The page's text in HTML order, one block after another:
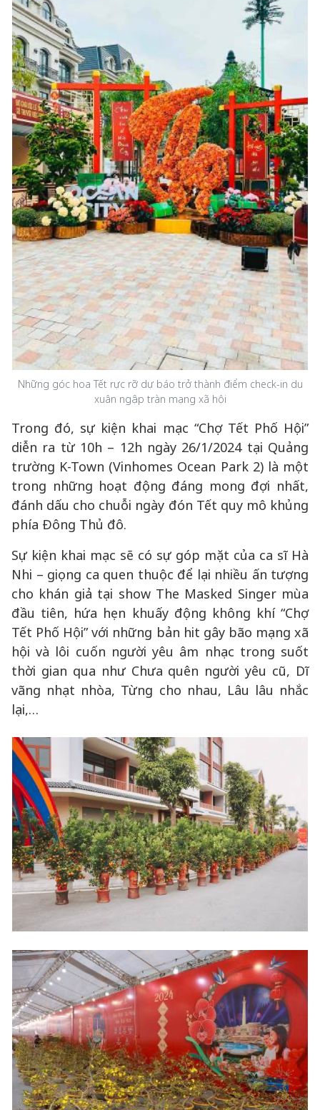
Những góc hoa Tết rực rỡ dự báo trở thành điểm check-in du
xuân ngập tràn mạng xã hội
Trong đó, sự kiện khai mạc “Chợ Tết Phố Hội”
diễn ra từ 10h – 12h ngày 26/1/2024 tại Quảng
trường K-Town (Vinhomes Ocean Park 2) là một
trong những hoạt động đáng mong đợi nhất,
đánh dấu cho chuỗi ngày đón Tết quy mô khủng
phía Đông Thủ đô.
Sự kiện khai mạc sẽ có sự góp mặt của ca sĩ Hà
Nhi – giọng ca quen thuộc để lại nhiều ấn tượng
cho khán giả tại show The Masked Singer mùa
đầu tiên, hứa hẹn khuấy động không khí “Chợ
Tết Phố Hội” với những bản hit gây bão mạng xã
hội và lôi cuốn người yêu âm nhạc trong suốt
thời gian qua như Chưa quên người yêu cũ, Dĩ
vãng nhạt nhòa, Từng cho nhau, Lâu lâu nhắc
lại,…